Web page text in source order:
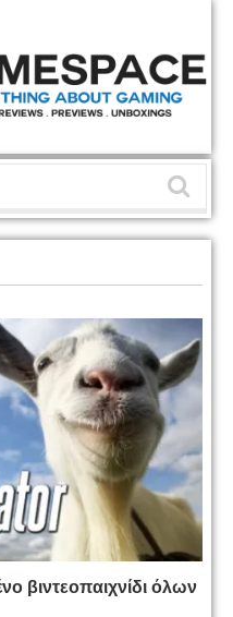
βιντεοπαιχνίδι όλων